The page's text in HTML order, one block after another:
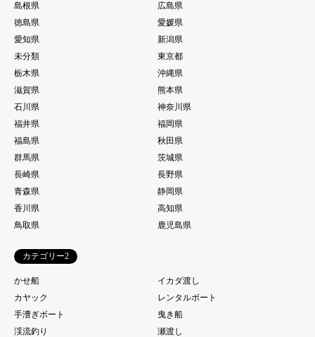
島根県
広島県
徳島県
愛媛県
愛知県
新潟県
未分類
東京都
栃木県
沖縄県
滋賀県
熊本県
石川県
神奈川県
福井県
福岡県
福島県
秋田県
群馬県
茨城県
長崎県
長野県
青森県
静岡県
香川県
高知県
鳥取県
鹿児島県
カテゴリー2
かせ船
イカダ渡し
カヤック
レンタルボート
手漕ぎボート
曳き船
渓流釣り
瀬渡し